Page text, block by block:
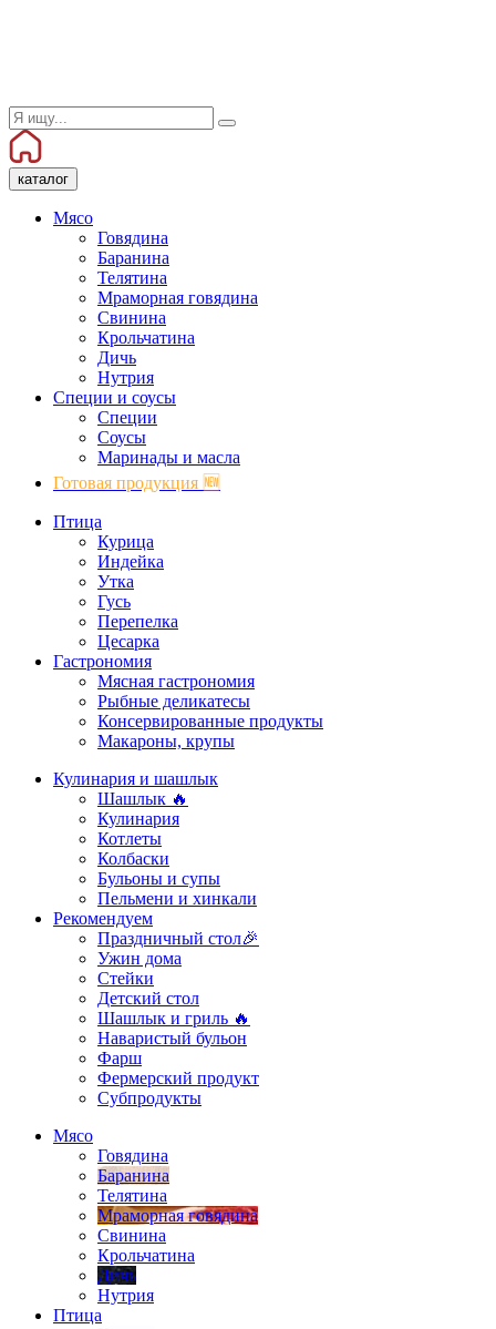
каталог
Мясо
Говядина
Баранина
Телятина
Мраморная говядина
Свинина
Крольчатина
Дичь
Нутрия
Специи и соусы
Специи
Соусы
Маринады и масла
Готовая продукция 🆕
Птица
Курица
Индейка
Утка
Гусь
Перепелка
Цесарка
Гастрономия
Мясная гастрономия
Рыбные деликатесы
Консервированные продукты
Макароны, крупы
Кулинария и шашлык
Шашлык 🔥
Кулинария
Котлеты
Колбаски
Бульоны и супы
Пельмени и хинкали
Рекомендуем
Праздничный стол🎉
Ужин дома
Стейки
Детский стол
Шашлык и гриль 🔥
Наваристый бульон
Фарш
Фермерский продукт
Субпродукты
Мясо
Говядина
Баранина
Телятина
Мраморная говядина
Свинина
Крольчатина
Дичь
Нутрия
Птица